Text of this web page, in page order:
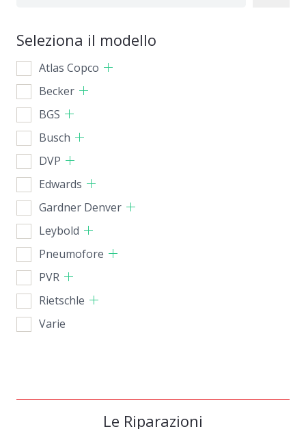
Seleziona il modello
Atlas Copco
Becker
BGS
Busch
DVP
Edwards
Gardner Denver
Leybold
Pneumofore
PVR
Rietschle
Varie
Le Riparazioni